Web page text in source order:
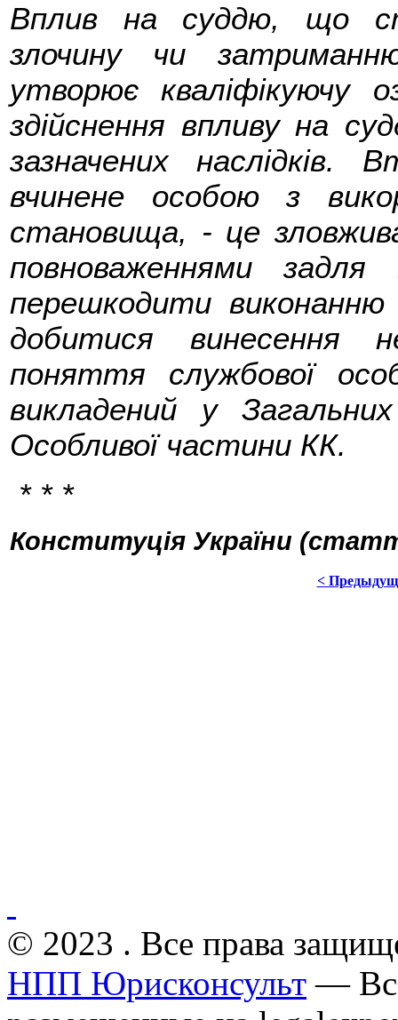
Вплив на суддю, що
злочину чи
утворює кваліфікуючу
здійснення впливу на
зазначених наслідків.
вчинене особою з
становища, - це
повноваженнями
перешкодити виконанню
добитися винесення
поняття службової
викладений у
Особливої частини КК.
* * *
Конституція України
<
© 2023 . Все права
НПП Юрисконсульт —